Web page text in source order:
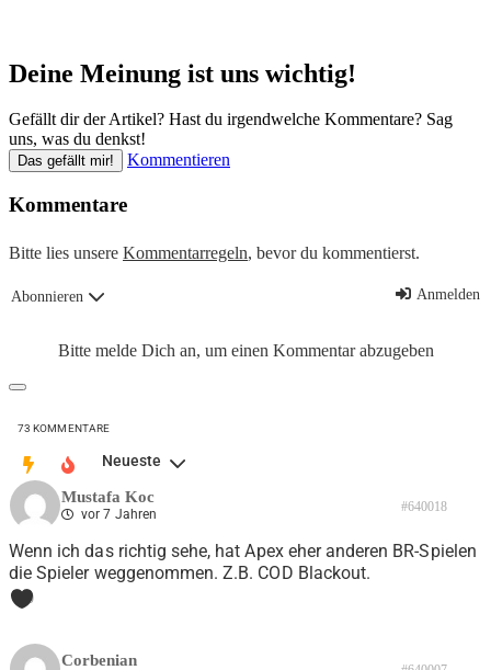
Deine Meinung ist uns wichtig!
Gefällt dir der Artikel? Hast du irgendwelche Kommentare? Sag
uns, was du denkst!
Das gefällt mir! Kommentieren
Kommentare
Bitte lies unsere Kommentarregeln, bevor du kommentierst.
Abonnieren Anmelden
Bitte melde Dich an, um einen Kommentar abzugeben
73 KOMMENTARE
Neueste
Mustafa Koc
vor 7 Jahren #640018
Wenn ich das richtig sehe, hat Apex eher anderen BR-Spielen
die Spieler weggenommen. Z.B. COD Blackout.
0
Corbenian